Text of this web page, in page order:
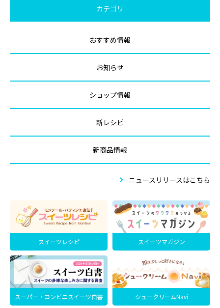
カテゴリ
おすすめ情報
お知らせ
ショップ情報
新レシピ
新商品情報
ニュースリリースはこちら
スイーツレシピ スイーツマガジン
スーパー・コンビニスイーツ白書 シュークリームNavi